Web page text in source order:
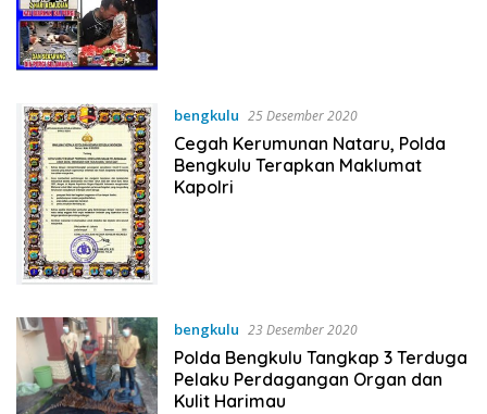
bengkulu 25 Desember 2020
Cegah Kerumunan Nataru, Polda
Bengkulu Terapkan Maklumat
Kapolri
bengkulu 23 Desember 2020
Polda Bengkulu Tangkap 3 Terduga
Pelaku Perdagangan Organ dan
Kulit Harimau